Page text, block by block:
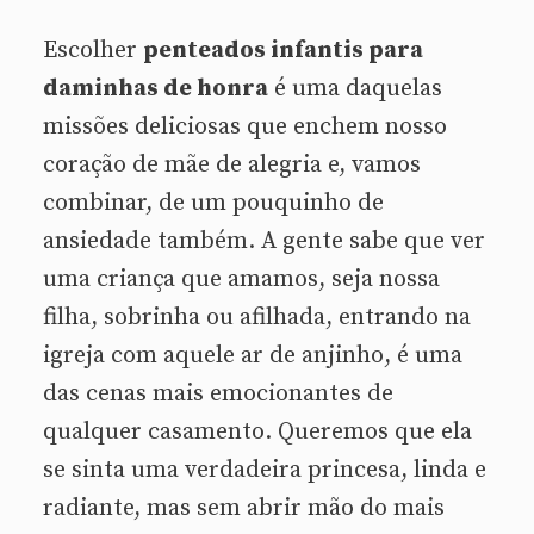
Escolher penteados infantis para
daminhas de honra é uma daquelas
missões deliciosas que enchem nosso
coração de mãe de alegria e, vamos
combinar, de um pouquinho de
ansiedade também. A gente sabe que ver
uma criança que amamos, seja nossa
filha, sobrinha ou afilhada, entrando na
igreja com aquele ar de anjinho, é uma
das cenas mais emocionantes de
qualquer casamento. Queremos que ela
se sinta uma verdadeira princesa, linda e
radiante, mas sem abrir mão do mais